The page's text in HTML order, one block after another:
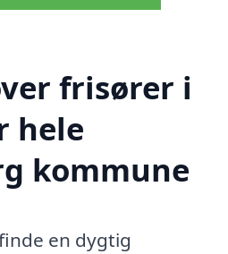
frisører i
hele
kommune
en dygtig